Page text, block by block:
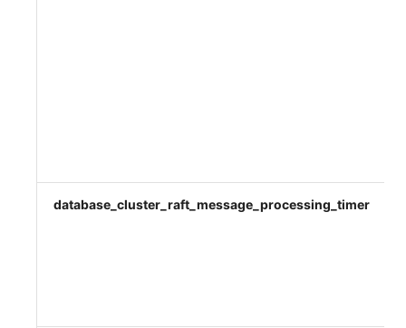
database_cluster_raft_message_processing_timer